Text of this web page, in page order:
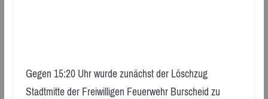
Gegen 15:20 Uhr wurde zunächst der Löschzug
Stadtmitte der Freiwilligen Feuerwehr Burscheid zu